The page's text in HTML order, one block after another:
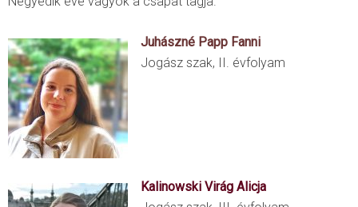
Juhászné Papp Fanni
Jogász szak, II. évfolyam
Kalinowski Virág Alicja